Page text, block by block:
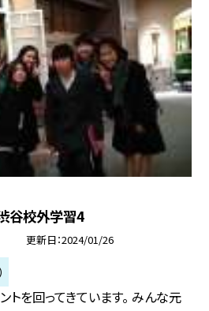
谷校外学習4
更新日 2024/01/26
トを回ってきています。 みんな元